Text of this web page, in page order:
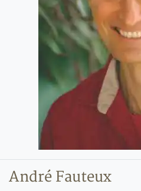
André Fauteux